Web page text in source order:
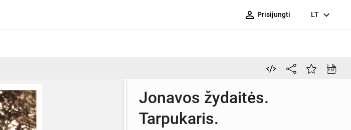
person_outline Prisijungti LT expand_more
Jonavos žydaitės.
Tarpukaris.